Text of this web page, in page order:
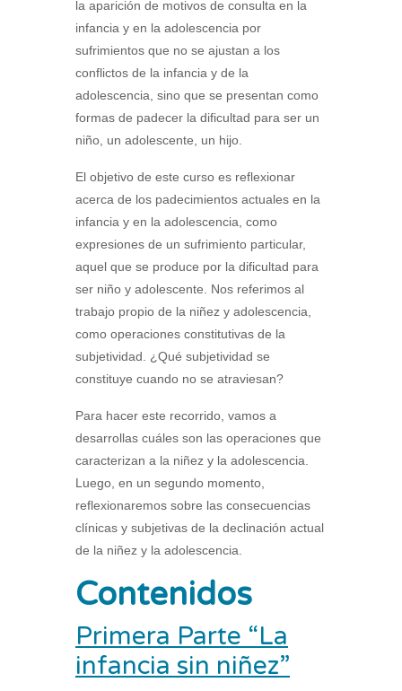
la aparición de motivos de consulta en la
infancia y en la adolescencia por
sufrimientos que no se ajustan a los
conflictos de la infancia y de la
adolescencia, sino que se presentan como
formas de padecer la dificultad para ser un
niño, un adolescente, un hijo.
El objetivo de este curso es reflexionar
acerca de los padecimientos actuales en la
infancia y en la adolescencia, como
expresiones de un sufrimiento particular,
aquel que se produce por la dificultad para
ser niño y adolescente. Nos referimos al
trabajo propio de la niñez y adolescencia,
como operaciones constitutivas de la
subjetividad. ¿Qué subjetividad se
constituye cuando no se atraviesan?
Para hacer este recorrido, vamos a
desarrollas cuáles son las operaciones que
caracterizan a la niñez y la adolescencia.
Luego, en un segundo momento,
reflexionaremos sobre las consecuencias
clínicas y subjetivas de la declinación actual
de la niñez y la adolescencia.
Contenidos
Primera Parte “La
infancia sin niñez”